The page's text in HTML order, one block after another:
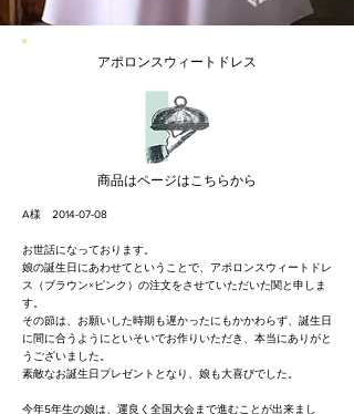
アポロンスウィートドレス
​商品はページはこちらから
A様 2014-07-08
お世話になっております。
娘の誕生日にあわせてということで、アポロンスウィートドレ
ス（ブラウン×ピンク）の注文をさせていただいた関と申しま
す。
その節は、お願いした時期も遅かったにもかかわらず、誕生日
に間に合うようにといそいでお作りいただき、本当にありがと
うございました。
素敵なお誕生日プレゼントとなり、娘も大喜びでした。
今年5年生の娘は、運良く全国大会まで進むことが出来まし